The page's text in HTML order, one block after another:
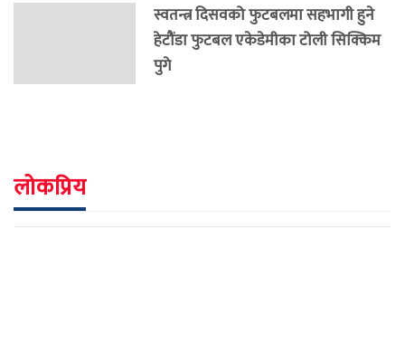
स्वतन्त्र दिसवको फुटबलमा सहभागी हुने
हेटौंडा फुटबल एकेडेमीका टोली सिक्किम
पुगे
लोकप्रिय